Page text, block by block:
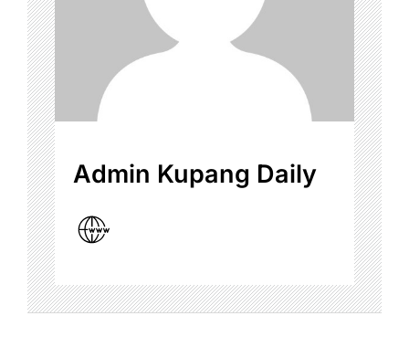
Admin Kupang Daily